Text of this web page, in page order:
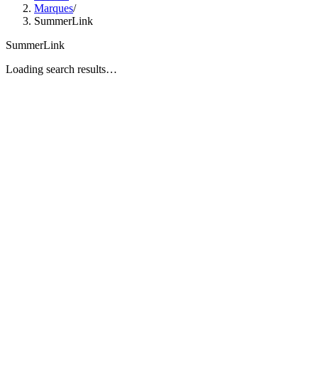
Marques/
SummerLink
SummerLink
Loading search results…